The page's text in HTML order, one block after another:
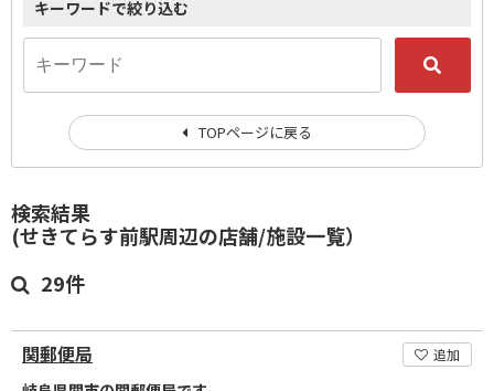
検索結果
(せきてらす前駅周辺の店舗/施設一覧）
29件
関郵便局 追加
キーワードで絞り込む
TOPページに戻る